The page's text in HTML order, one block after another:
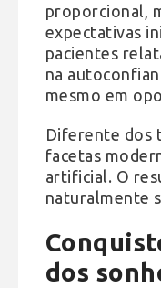
proporcional,
expectativas
pacientes
na
mesmo em
Diferente dos
facetas
artificial. O
naturalmente
dos